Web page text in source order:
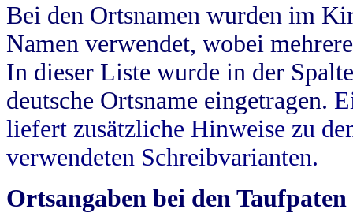
Bei den Ortsnamen wurden im
Namen verwendet, wobei
In dieser Liste wurde in der
deutsche Ortsname eingetragen.
liefert zusätzliche Hinweise zu
verwendeten Schreibvarianten.
Ortsangaben bei den Taufpaten